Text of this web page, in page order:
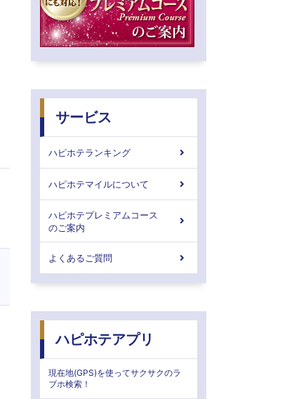
サービス
ハピホテランキング
ハピホテマイルについて
ハピホテプレミアムコース
のご案内
よくあるご質問
ハピホテアプリ
現在地(GPS)を使ってサクサクのラ
ブホ検索！